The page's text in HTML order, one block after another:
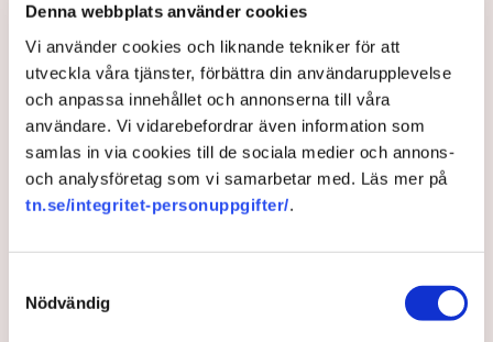
Denna webbplats använder cookies
Vi använder cookies och liknande tekniker för att
utveckla våra tjänster, förbättra din användarupplevelse
och anpassa innehållet och annonserna till våra
användare. Vi vidarebefordrar även information som
samlas in via cookies till de sociala medier och annons-
och analysföretag som vi samarbetar med. Läs mer på
tn.se/integritet-personuppgifter/.
Nödvändig
Fler sänker bolåneräntan:
"Räntetoppen är här"
Under den gångna veckan har flera banker gått ut
med att de börjar sänka sina bolåneräntor – en